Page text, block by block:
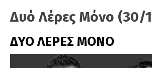
Δυό Λέρες Μόνο (30/
ΔΥΟ ΛΕΡΕΣ ΜΟΝΟ